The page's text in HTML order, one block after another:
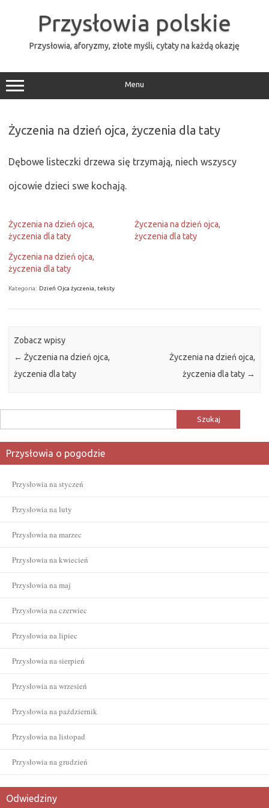
Przysłowia polskie
Przysłowia, aforyzmy, złote myśli, cytaty na każdą okazję
Menu
Życzenia na dzień ojca, życzenia dla taty
Dębowe listeczki drzewa się trzymają, niech wszyscy
ojcowie dzieci swe kochają.
Życzenia na dzień ojca,
życzenia dla taty
Życzenia na dzień ojca,
życzenia dla taty
Życzenia na dzień ojca,
życzenia dla taty
Kategoria: Dzień Ojca życzenia, teksty
Zobacz wpisy
← Życzenia na dzień ojca,
życzenia dla taty
Życzenia na dzień ojca,
życzenia dla taty →
Przysłowia o pogodzie
Przysłowia na styczeń
Przysłowia na luty
Przysłowia na marzec
Przysłowia na kwiecień
Przysłowia na maj
Przysłowia na czerwiec
Przysłowia na lipiec
Przysłowia na sierpień
Przysłowia na wrzesień
Przysłowia na październik
Przysłowia na listopad
Przysłowia na grudzień
Odwiedziny